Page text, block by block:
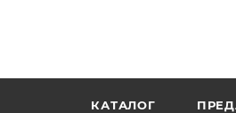
КАТАЛОГ